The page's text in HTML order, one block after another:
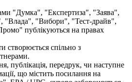
"Думка", "Експертиза", "Заява",
"Влада", "Вибори", "Тест-драйв",
публікуються на правах
створюється спільно з
публікація, передрук, чи наступне
що містить посилання на